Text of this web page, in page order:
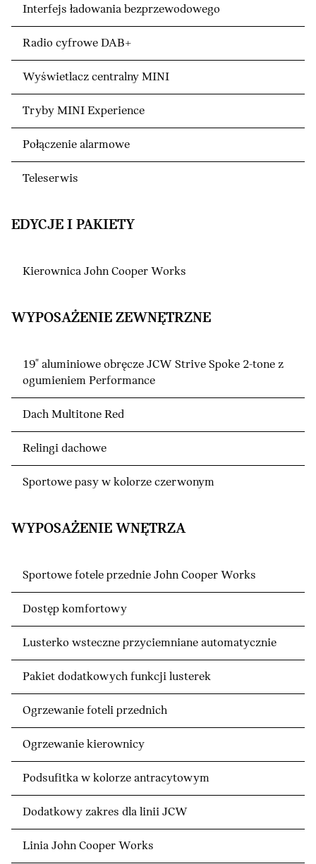
Interfejs ładowania bezprzewodowego
Radio cyfrowe DAB+
Wyświetlacz centralny MINI
Tryby MINI Experience
Połączenie alarmowe
Teleserwis
EDYCJE I PAKIETY
Kierownica John Cooper Works
WYPOSAŻENIE ZEWNĘTRZNE
19" aluminiowe obręcze JCW Strive Spoke 2-tone z
ogumieniem Performance
Dach Multitone Red
Relingi dachowe
Sportowe pasy w kolorze czerwonym
WYPOSAŻENIE WNĘTRZA
Sportowe fotele przednie John Cooper Works
Dostęp komfortowy
Lusterko wsteczne przyciemniane automatycznie
Pakiet dodatkowych funkcji lusterek
Ogrzewanie foteli przednich
Ogrzewanie kierownicy
Podsufitka w kolorze antracytowym
Dodatkowy zakres dla linii JCW
Linia John Cooper Works